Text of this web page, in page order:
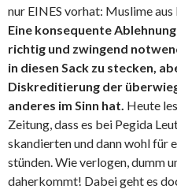
nur EINES vorhat: Muslime
Eine konsequente
richtig und zwingend
in diesen Sack zu stecken,
Diskreditierung der
anderes im Sinn hat. Heute
Zeitung, dass es bei Pegida
skandierten und dann wohl für
stünden. Wie verlogen, dumm
daherkommt! Dabei geht es